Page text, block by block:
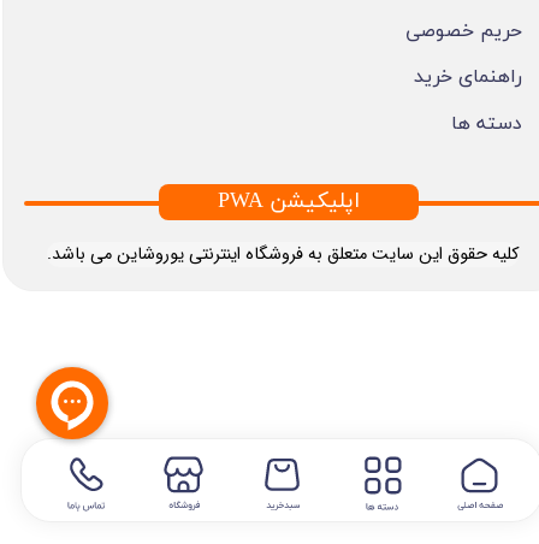
​کلیه حقوق این سایت متعلق به فروشگاه اینترنتی یوروشاین می باشد.
حریم خصوصی
راهنمای خرید
دسته ها
PWA اپلیکیشن